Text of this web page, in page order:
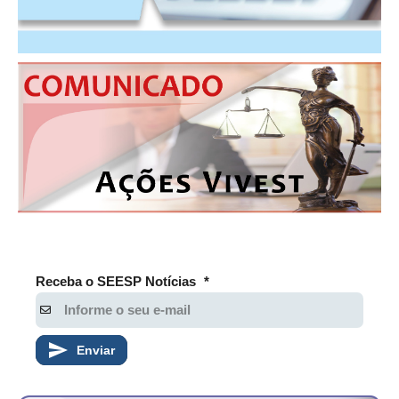
CONVÊNIOS
PLANO DE SAÚDE
CONSÓRCIOS
NOTÍCIAS
Receba o SEESP Notícias *
Enviar